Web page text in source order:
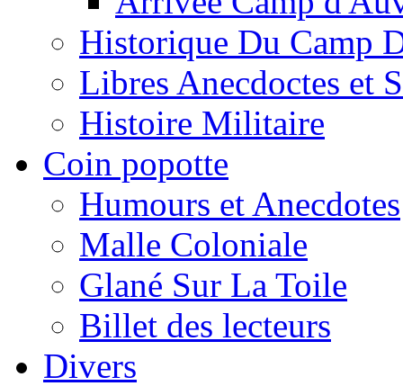
Historique Du Camp
Libres Anecdoctes et
Histoire Militaire
Coin popotte
Humours et Anecdotes
Malle Coloniale
Glané Sur La Toile
Billet des lecteurs
Divers